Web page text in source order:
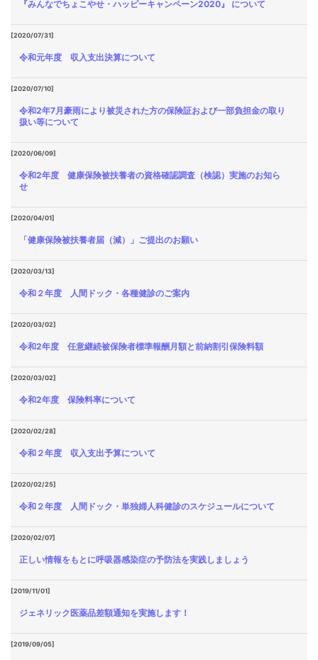
『みんなでちょこやせ・ハッピーキャンペーン2020』 について
[2020/07/31]
令和元年度 収入支出決算について
[2020/07/10]
令和2年7月豪雨により被災された方の保険証および一部負担金の取り
扱い等について
[2020/06/09]
令和2年度 健康保険被扶養者の資格確認調査（検認）実施のお知ら
せ
[2020/04/01]
「健康保険被扶養者届（減）」ご提出のお願い
[2020/03/13]
令和２年度 人間ドック・各種健診のご案内
[2020/03/02]
令和2年度 任意継続被保険者標準報酬月額と前納割引保険料額
[2020/03/02]
令和2年度 保険料率について
[2020/02/28]
令和２年度 収入支出予算について
[2020/02/25]
令和２年度 人間ドック・単独婦人科健診のスケジュールについて
[2020/02/07]
正しい情報をもとに呼吸器感染症の予防法を実践しましょう
[2019/11/01]
ジェネリック医薬品差額通知を実施します！
[2019/09/05]